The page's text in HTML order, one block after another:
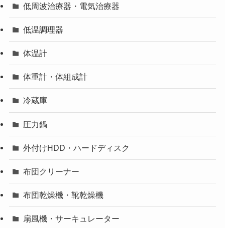
低周波治療器・電気治療器
低温調理器
体温計
体重計・体組成計
冷蔵庫
圧力鍋
外付けHDD・ハードディスク
布団クリーナー
布団乾燥機・靴乾燥機
扇風機・サーキュレーター